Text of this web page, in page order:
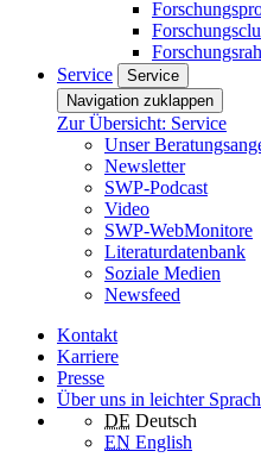
Service
Service
Navigation zuklappen
Zur Übersicht: Service
Unser
Newsletter
SWP-Podcast
Video
SWP-WebMonitore
Literaturdatenbank
Soziale Medien
Newsfeed
Kontakt
Karriere
Presse
Über uns in leichter
DE Deutsch
EN English